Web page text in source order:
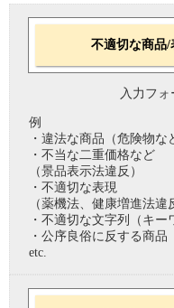
不適切な商品
入力フォ
例
・違法な商品（危険物な
・不当な二重価格など
（景品表示法違反）
・不適切な表現
（薬機法、健康増進法違
・不適切な文字列（キー
・公序良俗に反する商品
etc.